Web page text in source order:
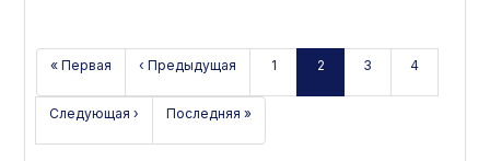
« Первая ‹ Предыдущая 1 2 3 4
Следующая › Последняя »